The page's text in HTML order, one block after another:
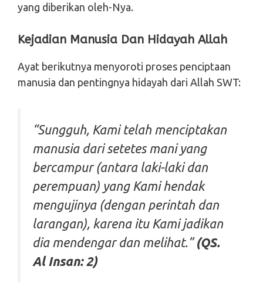
yang diberikan oleh-Nya.
Kejadian Manusia Dan Hidayah Allah
Ayat berikutnya menyoroti proses penciptaan
manusia dan pentingnya hidayah dari Allah SWT:
“Sungguh, Kami telah menciptakan
manusia dari setetes mani yang
bercampur (antara laki-laki dan
perempuan) yang Kami hendak
mengujinya (dengan perintah dan
larangan), karena itu Kami jadikan
dia mendengar dan melihat.”(QS.
Al Insan: 2)